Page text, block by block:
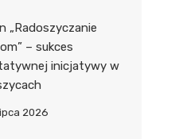
„Radoszyczanie
– sukces
inicjatywy w
2026